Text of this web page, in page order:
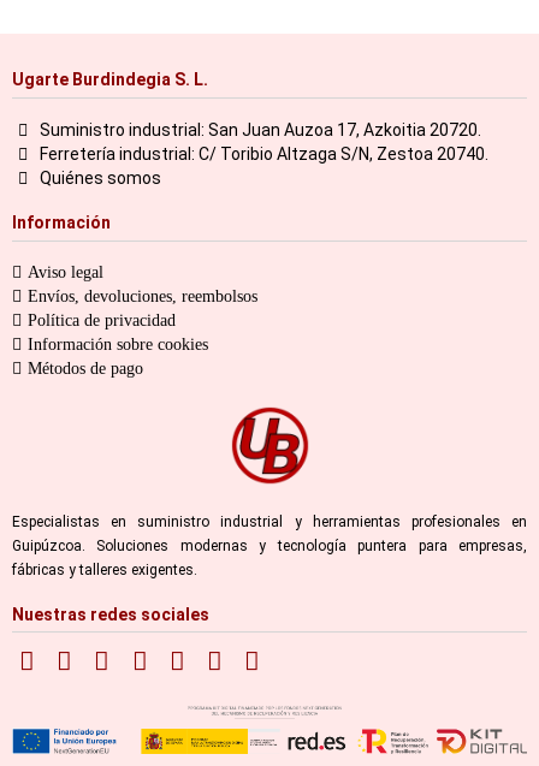
Ugarte Burdindegia S. L.
Suministro industrial: San Juan Auzoa 17, Azkoitia 20720.
Ferretería industrial: C/ Toribio Altzaga S/N, Zestoa 20740.
Quiénes somos
Información
Aviso legal
Envíos, devoluciones, reembolsos
Política de privacidad
Información sobre cookies
Métodos de pago
Especialistas en suministro industrial y herramientas profesionales en
Guipúzcoa. Soluciones modernas y tecnología puntera para empresas,
fábricas y talleres exigentes.
Nuestras redes sociales